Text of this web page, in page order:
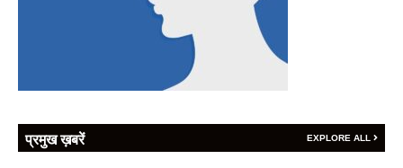
प्रमुख ख़बरें EXPLORE ALL